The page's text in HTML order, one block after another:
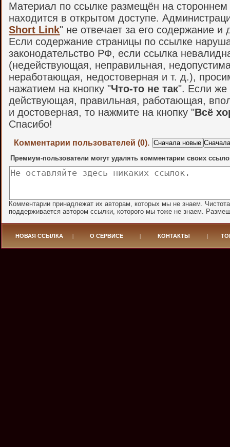
Материал по ссылке размещён на стороннем
находится в открытом доступе.
Short Link" не отвечает за его содержание и
Если содержание страницы по ссылке
законодательство РФ, если ссылка
(недействующая, неправильная,
неработающая, недостоверная и т. д.),
нажатием на кнопку "Что-то не так". Если же
действующая, правильная, работающая,
и достоверная, то нажмите на кнопку "Всё
Спасибо!
Комментарии пользователей (0).
Премиум-пользователи могут удалять комментарии своих
Комментарии принадлежат их авторам, которых мы не знаем.
поддерживается автором ссылки, которого мы тоже не знаем.
НОВАЯ ССЫЛКА О СЕРВИСЕ КОНТАКТЫ